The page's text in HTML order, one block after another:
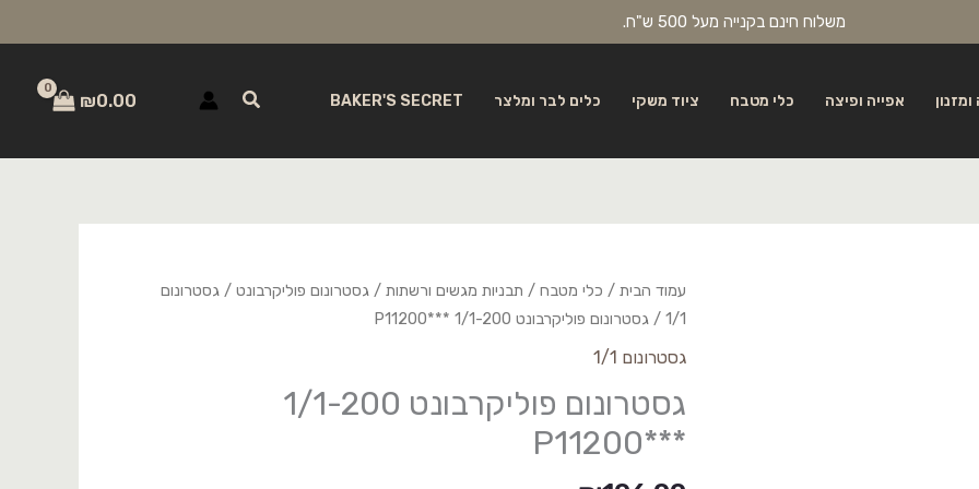
משלוח חינם בקנייה מעל 500 ש"ח.
אפייה ופיצה כלי מטבח ציוד משקי כלים לבר ומלצר BAKER'S SECRET חיפוש ₪0.00
עמוד הבית / כלי מטבח / תבניות מגשים ורשתות /גסטרונום פוליקרבונט /גסטרונום
1/1 / גסטרונום פוליקרבונט 1/1-200 ***P11200
גסטרונום 1/1
גסטרונום פוליקרבונט 1/1-200
***P11200